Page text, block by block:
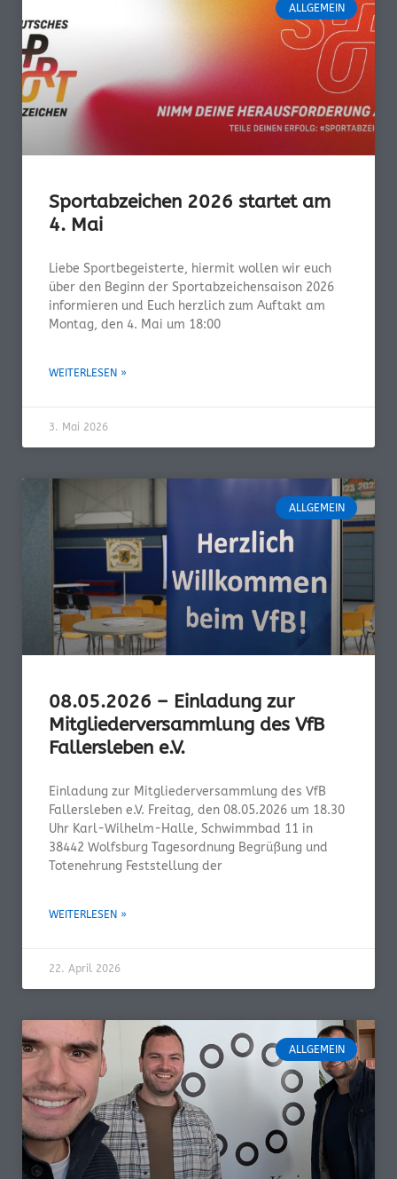
ALLGEMEIN
Sportabzeichen 2026 startet am
4. Mai
Liebe Sportbegeisterte, hiermit wollen wir euch
über den Beginn der Sportabzeichensaison 2026
informieren und Euch herzlich zum Auftakt am
Montag, den 4. Mai um 18:00
WEITERLESEN »
3. Mai 2026
ALLGEMEIN
08.05.2026 – Einladung zur
Mitgliederversammlung des VfB
Fallersleben e.V.
Einladung zur Mitgliederversammlung des VfB
Fallersleben e.V. Freitag, den 08.05.2026 um 18.30
Uhr Karl-Wilhelm-Halle, Schwimmbad 11 in
38442 Wolfsburg Tagesordnung Begrüßung und
Totenehrung Feststellung der
WEITERLESEN »
22. April 2026
ALLGEMEIN